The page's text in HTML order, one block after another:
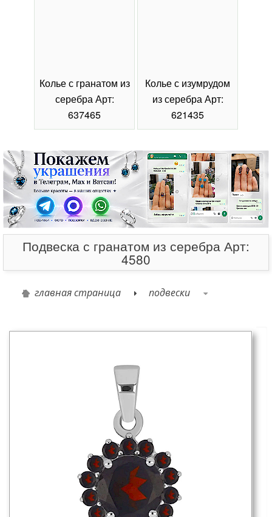
Колье с гранатом из
серебра Арт:
637465
Колье с изумрудом
из серебра Арт:
621435
Подвеска с гранатом из серебра Арт:
4580
главная страница подвески